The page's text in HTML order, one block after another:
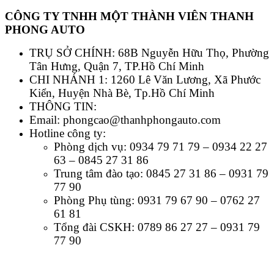
CÔNG TY TNHH MỘT THÀNH VIÊN THANH
PHONG AUTO
TRỤ SỞ CHÍNH: 68B Nguyễn Hữu Thọ, Phường
Tân Hưng, Quận 7, TP.Hồ Chí Minh
CHI NHÁNH 1: 1260 Lê Văn Lương, Xã Phước
Kiển, Huyện Nhà Bè, Tp.Hồ Chí Minh
THÔNG TIN:
Email: phongcao@thanhphongauto.com
Hotline công ty:
Phòng dịch vụ: 0934 79 71 79 – 0934 22 27
63 – 0845 27 31 86
Trung tâm đào tạo: 0845 27 31 86 – 0931 79
77 90
Phòng Phụ tùng: 0931 79 67 90 – 0762 27
61 81
Tổng đài CSKH: 0789 86 27 27 – 0931 79
77 90